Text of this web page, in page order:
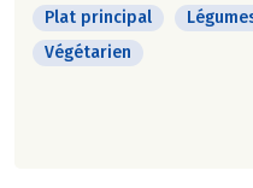
Plat principal
Végétarien